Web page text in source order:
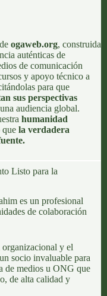
ogaweb.org, construida
auténticas de
de comunicación
y apoyo técnico a
para que
sus perspectivas
audiencia global.
humanidad
que la verdadera
Listo para la
es un profesional
de colaboración
y el
socio invaluable para
de medios u ONG que
de alta calidad y